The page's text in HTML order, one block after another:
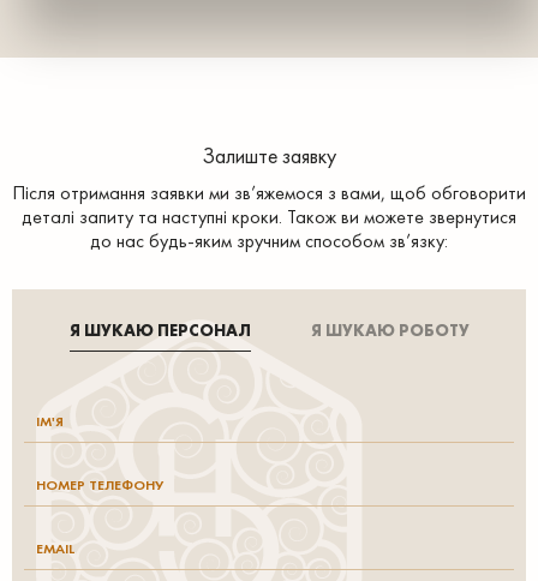
Залиште заявку
Після отримання заявки ми зв’яжемося з вами, щоб обговорити
деталі запиту та наступні кроки. Також ви можете звернутися
до нас будь-яким зручним способом зв’язку:
Я ШУКАЮ ПЕРСОНАЛ Я ШУКАЮ РОБОТУ